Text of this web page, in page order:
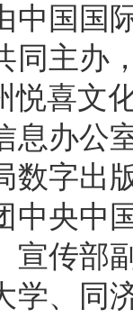
国国际
同主办
悦喜文
办公室
数字出
中央中
宣传部
学、同